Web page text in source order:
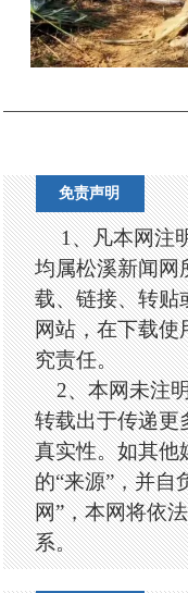
免责声明
1、凡本网注
均属松溪新闻网
载、链接、转贴
网站，在下载使
究责任。
2、本网未注明
转载出于传递更
真实性。如其他
的“来源”，并自
网”，本网将依
系。